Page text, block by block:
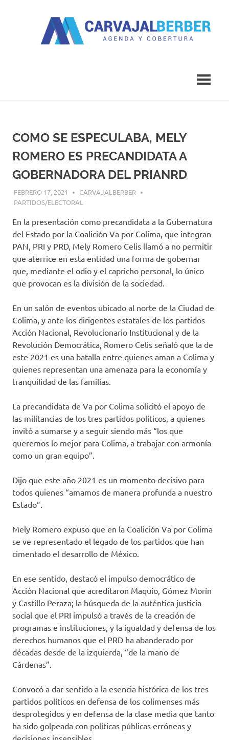
COMO SE ESPECULABA, MELY
ROMERO ES PRECANDIDATA A
GOBERNADORA DEL PRIANRD
FEBRERO 17, 2021
CARVAJALBERBER
PARTIDOS/ELECTORAL
En la presentación como precandidata a la Gubernatura
del Estado por la Coalición Va por Colima, que integran
PAN, PRI y PRD, Mely Romero Celis llamó a no permitir
que aterrice en esta entidad una forma de gobernar
que, mediante el odio y el capricho personal, lo único
que provocan es la división de la sociedad.
En un salón de eventos ubicado al norte de la Ciudad de
Colima, y ante los dirigentes estatales de los partidos
Acción Nacional, Revolucionario Institucional y de la
Revolución Democrática, Romero Celis señaló que la de
este 2021 es una batalla entre quienes aman a Colima y
quienes representan una amenaza para la economía y
tranquilidad de las familias.
La precandidata de Va por Colima solicitó el apoyo de
las militancias de los tres partidos políticos, a quienes
invitó a sumarse y a seguir siendo más “los que
queremos lo mejor para Colima, a trabajar con armonía
como un gran equipo”.
Dijo que este año 2021 es un momento decisivo para
todos quienes “amamos de manera profunda a nuestro
Estado”.
Mely Romero expuso que en la Coalición Va por Colima
se ve representado el legado de los partidos que han
cimentado el desarrollo de México.
En ese sentido, destacó el impulso democrático de
Acción Nacional que acreditaron Maquío, Gómez Morín
y Castillo Peraza; la búsqueda de la auténtica justicia
social que el PRI impulsó a través de la creación de
programas e instituciones, y la igualdad y defensa de los
derechos humanos que el PRD ha abanderado por
décadas desde de la izquierda, “de la mano de
Cárdenas”.
Convocó a dar sentido a la esencia histórica de los tres
partidos políticos en defensa de los colimenses más
desprotegidos y en defensa de la clase media que tanto
ha sido golpeada con políticas públicas erróneas y